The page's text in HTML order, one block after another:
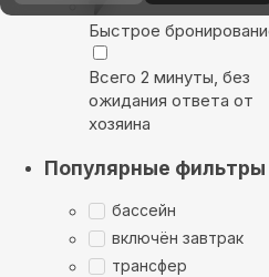
Быстрое
Всего 2 минуты, без
ожидания ответа от
хозяина
Популярные фильтры
бассейн
включён завтрак
трансфер